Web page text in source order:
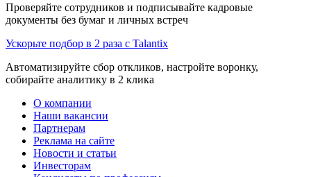
Проверяйте сотрудников и подписывайте кадровые
документы без бумаг и личных встреч
Ускорьте подбор в 2 раза с Talantix
Автоматизируйте сбор откликов, настройте воронку,
собирайте аналитику в 2 клика
О компании
Наши вакансии
Партнерам
Реклама на сайте
Новости и статьи
Инвесторам